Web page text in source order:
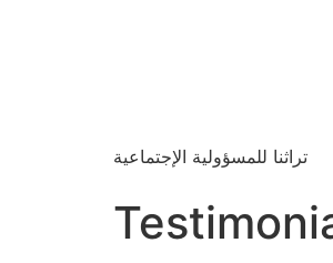
تراثنا للمسؤولية الإجتماعية